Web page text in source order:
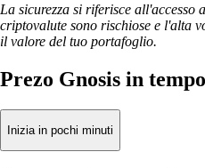
La sicurezza si riferisce all'accesso
criptovalute sono rischiose e l'alta
il valore del tuo portafoglio.
Prezo Gnosis in
Inizia in pochi minuti